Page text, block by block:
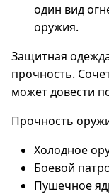
один вид
оружия.
Защитная
прочность.
может довести
Прочность
Холодное
Боевой
Пушечное